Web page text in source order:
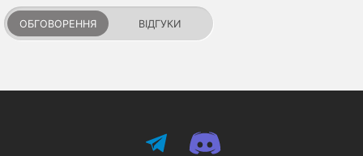
ОБГОВОРЕННЯ ВІДГУКИ